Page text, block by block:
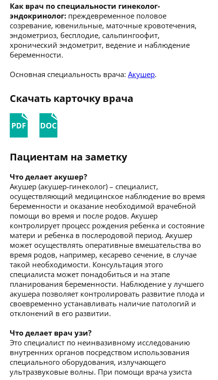
Как врач по специальности гинеколог-
эндокринолог: преждевременное половое
созревание, ювенильные, маточные кровотечения,
эндометриоз, бесплодие, сальпингоофит,
хронический эндометрит, ведение и наблюдение
беременности.
Основная специальность врача: Акушер.
Скачать карточку врача
Пациентам на заметку
Что делает акушер?
Акушер (акушер-гинеколог) – специалист,
осуществляющий медицинское наблюдение во время
беременности и оказание необходимой врачебной
помощи во время и после родов. Акушер
контролирует процесс рождения ребенка и состояние
матери и ребенка в послеродовой период. Акушер
может осуществлять оперативные вмешательства во
время родов, например, кесарево сечение, в случае
такой необходимости. Консультация этого
специалиста может понадобиться и на этапе
планирования беременности. Наблюдение у лучшего
акушера позволяет контролировать развитие плода и
своевременно устанавливать наличие патологий и
отклонений в его развитии.
Что делает врач узи?
Это специалист по неинвазивному исследованию
внутренних органов посредством использования
специального оборудования, излучающего
ультразвуковые волны. При помощи врача узиста